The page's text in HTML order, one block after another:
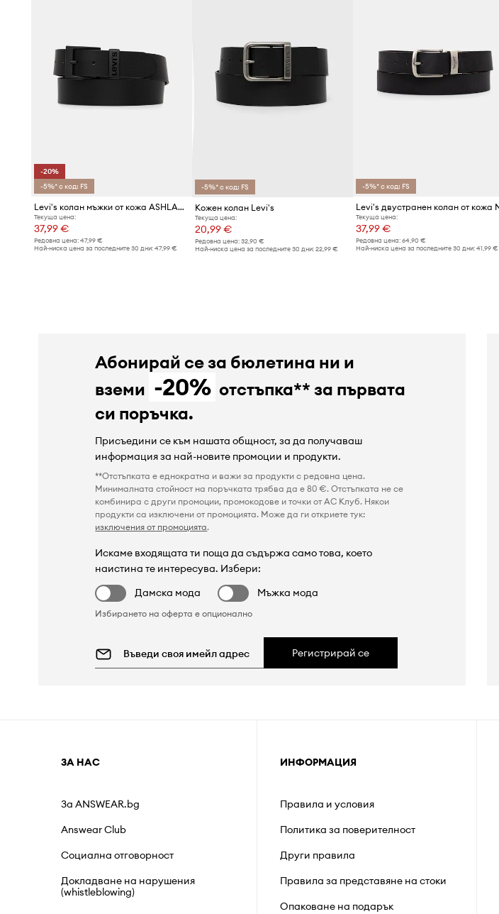
-20%
-5%* с код: FS
Levi's колан мъжки от кожа ASHLAND METAL
Текуща цена:
37,99 €
Редовна цена: 47,99 €
Най-ниска цена за последните 30 дни: 47,99 €
-5%* с код: FS
Кожен колан Levi's
Текуща цена:
20,99 €
Редовна цена:32,90 €
Най-ниска цена за последните 30 дни:22,99 €
-5%* с код: FS
Текуща цена:
37,99 €
Редовна цена: 64,90 €
Най-ниска цена за последните 30 дни: 41,99 €
Абонирай се за бюлетина ни и
вземи -20% отстъпка** за първата
си поръчка.
Присъедини се към нашата общност, за да получаваш
информация за най-новите промоции и продукти.
**Отстъпката е еднократна и важи за продукти с редовна цена.
Минималната стойност на поръчката трябва да е 80 €. Отстъпката не се
комбинира с други промоции, промокодове и точки от AC Клуб. Някои
продукти са изключени от промоцията. Може да ги откриете тук:
изключения от промоцията.
Искаме входящата ти поща да съдържа само това, което
наистина те интересува. Избери:
Дамска мода
Мъжка мода
Избирането на оферта е опционално
Регистрирай се
ЗА НАС
За ANSWEAR.bg
Answear Club
Социална отговорност
Докладване на нарушения
(whistleblowing)
ИНФОРМАЦИЯ
Правила и условия
Политика за поверителност
Други правила
Правила за представяне на стоки
Опаковане на подарък